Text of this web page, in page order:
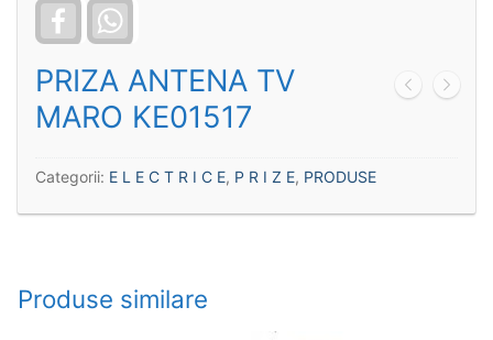
Facebook
PRIZA ANTENA TV
MARO KE01517
Categorii: E L E C T R I C E, P R I Z E, PRODUSE
Produse similare